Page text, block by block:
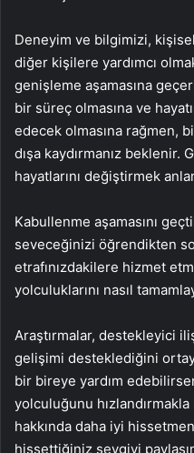
Deneyim ve bilgimizi,
diğer kişilere yardımcı
genişleme aşamasına
bir süreç olmasına ve
edecek olmasına rağmen,
dışa kaydırmanız beklenir.
hayatlarını değiştirmek
Kabullenme aşamasını
seveceğinizi öğrendikten
etrafınızdakilere hizmet
yolculuklarını nasıl
Araştırmalar, destekleyici
gelişimi desteklediğini
bir bireye yardım
yolculuğunu
hakkında daha iyi
hissettiğiniz sevgiyi